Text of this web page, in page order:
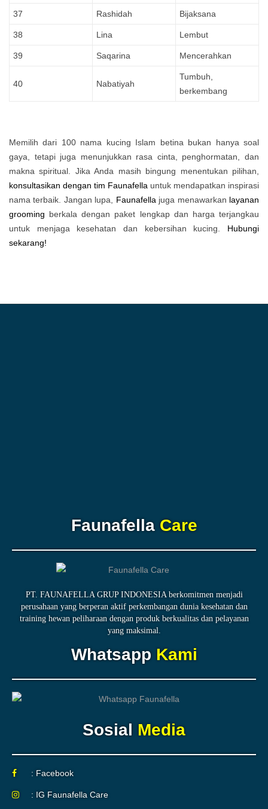
37 Rashidah Bijaksana
38 Lina Lembut
39 Saqarina Mencerahkan
40 Nabatiyah
Tumbuh,
berkembang
Memilih dari 100 nama kucing Islam betina bukan hanya soal
gaya, tetapi juga menunjukkan rasa cinta, penghormatan, dan
makna spiritual. Jika Anda masih bingung menentukan pilihan,
konsultasikan dengan tim Faunafella untuk mendapatkan inspirasi
nama terbaik. Jangan lupa, Faunafella juga menawarkan layanan
grooming berkala dengan paket lengkap dan harga terjangkau
untuk menjaga kesehatan dan kebersihan kucing. Hubungi
sekarang!
FaunafellaCare
PT. FAUNAFELLA GRUP INDONESIA berkomitmen menjadi
perusahaan yang berperan aktif perkembangan dunia kesehatan dan
training hewan peliharaan dengan produk berkualitas dan pelayanan
yang maksimal.
WhatsappKami
Sosial Media
: Facebook
: IG Faunafella Care